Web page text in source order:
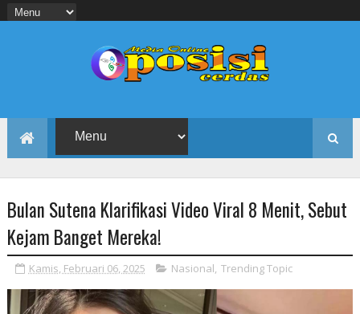
Bulan Sutena Klarifikasi Video Viral 8 Menit, Sebut
Kejam Banget Mereka!
Kamis, Februari 06, 2025 Nasional, Trending Topic